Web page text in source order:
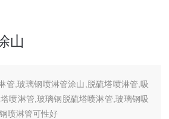
山
管,玻璃钢喷淋管涂山,脱硫塔喷淋管,吸
喷淋管,玻璃钢脱硫塔喷淋管,玻璃钢吸
喷淋管可性好